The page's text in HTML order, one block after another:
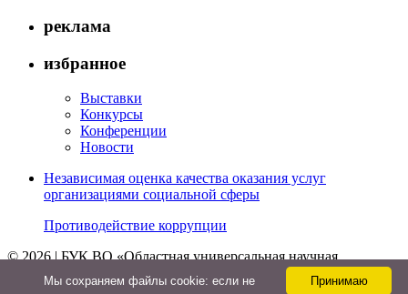
реклама
избранное
Выставки
Конкурсы
Конференции
Новости
Независимая оценка качества оказания услуг
организациями социальной сферы
Противодействие коррупции
© 2026 | БУК ВО «Областная универсальная научная
библиотека»
Принимаю
Мы cохраняем файлы cookie: если не